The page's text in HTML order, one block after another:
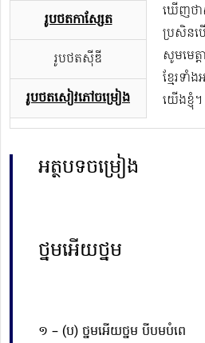
រូបថតកាសែ្សត
រូបថតស៊ីឌី
រូបថតសៀវភៅចម្រៀង
ឃើញថា
ប្រសិន
សូមមេត្
ខ្មែរទ
យើងខ្ញុំ។
អត្ថបទចម្រៀង
ថ្នមអើយថ្នម
១ – (ប) ថ្នមអើយថ្នម បីបមបំពេ